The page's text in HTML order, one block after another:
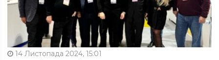
14 Листопада 2024, 15:01